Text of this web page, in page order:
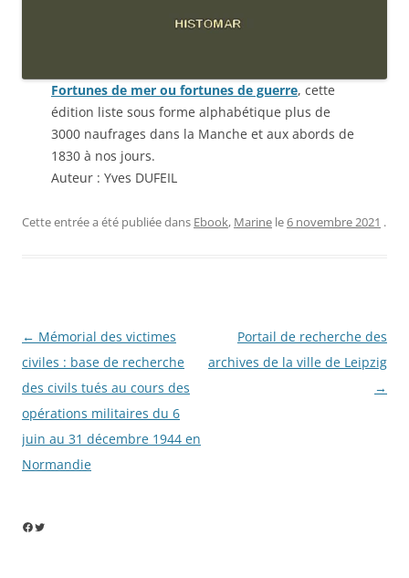
Fortunes de mer ou fortunes de guerre, cette
édition liste sous forme alphabétique plus de
3000 naufrages dans la Manche et aux abords de
1830 à nos jours.
Auteur : Yves DUFEIL
Cette entrée a été publiée dans Ebook, Marine le6 novembre 2021 .
Navigation
des
articles
← Mémorial des victimes
civiles : base de recherche
des civils tués au cours des
opérations militaires du 6
juin au 31 décembre 1944 en
Normandie
Portail de recherche des
archives de la ville de Leipzig
→
Facebook
Twitter